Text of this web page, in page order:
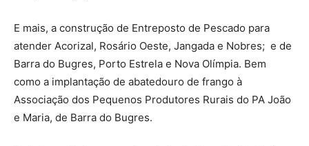
E mais, a construção de Entreposto de Pescado para
atender Acorizal, Rosário Oeste, Jangada e Nobres; e de
Barra do Bugres, Porto Estrela e Nova Olímpia. Bem
como a implantação de abatedouro de frango à
Associação dos Pequenos Produtores Rurais do PA João
e Maria, de Barra do Bugres.